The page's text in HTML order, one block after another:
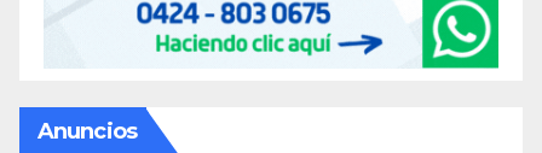
Anuncios